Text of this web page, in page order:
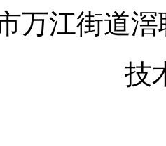
万江街道
技